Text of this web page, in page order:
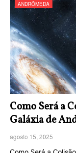
ANDRÔMEDA
Como Será a
Galáxia de
agosto 15, 2025